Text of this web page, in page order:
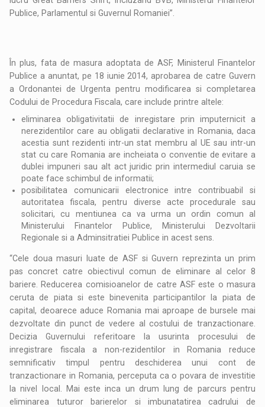
Publice, Parlamentul si Guvernul Romaniei”.
În plus, fata de masura adoptata de ASF, Ministerul Finantelor
Publice a anuntat, pe 18 iunie 2014, aprobarea de catre Guvern
a Ordonantei de Urgenta pentru modificarea si completarea
Codului de Procedura Fiscala, care include printre altele:
eliminarea obligativitatii de inregistare prin imputernicit a
nerezidentilor care au obligatii declarative in Romania, daca
acestia sunt rezidenti intr-un stat membru al UE sau intr-un
stat cu care Romania are incheiata o conventie de evitare a
dublei impuneri sau alt act juridic prin intermediul caruia se
poate face schimbul de informatii;
posibilitatea comunicarii electronice intre contribuabil si
autoritatea fiscala, pentru diverse acte procedurale sau
solicitari, cu mentiunea ca va urma un ordin comun al
Ministerului Finantelor Publice, Ministerului Dezvoltarii
Regionale si a Adminsitratiei Publice in acest sens.
“Cele doua masuri luate de ASF si Guvern reprezinta un prim
pas concret catre obiectivul comun de eliminare al celor 8
bariere. Reducerea comisioanelor de catre ASF este o masura
ceruta de piata si este binevenita participantilor la piata de
capital, deoarece aduce Romania mai aproape de bursele mai
dezvoltate din punct de vedere al costului de tranzactionare.
Decizia Guvernului referitoare la usurinta procesului de
inregistrare fiscala a non-rezidentilor in Romania reduce
semnificativ timpul pentru deschiderea unui cont de
tranzactionare in Romania, perceputa ca o povara de investitie
la nivel local. Mai este inca un drum lung de parcurs pentru
eliminarea tuturor barierelor si imbunatatirea cadrului de